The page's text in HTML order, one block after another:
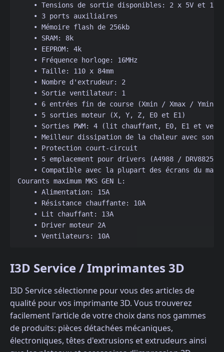
• Tensions de sortie disponibles: 2 x 5V et 1
    • 3 ports auxiliaires
    • Mémoire flash de 256kb
    • SRAM: 8k
    • EEPROM: 4k
    • Fréquence horloge: 16MHz
    • Taille: 110 x 84mm
    • Nombre d'extrudeur: 2
    • Sortie ventilateur: 1
• 6 entrées fin de course (Xmin / Xmax / Ymin
    • 5 sorties moteur (X, Y, Z, E0 et E1)
• Sorties PWM: 4 (lit chauffant, E0, E1 et
• Meilleur dissipation de la chaleur avec son
    • Protection court-circuit
• 5 emplacement pour drivers (A4988 / DRV8825
• Compatible avec la plupart des écrans du
Courants maximum MKS GEN L:
    • Alimentation: 15A
    • Résistance chauffante: 10A
    • Lit chauffant: 13A
    • Driver moteur 2A
    • Ventilateurs: 10A
I3D Service / Imprimantes 3D
I3D Service sélectionne pour vous des articles de
qualité pour vos imprimante 3D. Vous trouverez
facilement l'article de votre choix dans nos gammes
de produits: pièces détachées mécaniques,
électroniques, têtes d'extrusions et extrudeurs ainsi